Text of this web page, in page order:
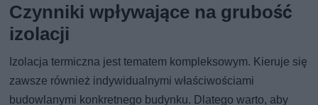
Czynniki wpływające na grubość
izolacji
Izolacja termiczna jest tematem kompleksowym. Kieruje się
zawsze również indywidualnymi właściwościami
budowlanymi konkretnego budynku. Dlatego warto, aby